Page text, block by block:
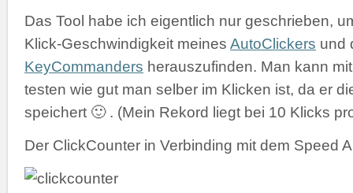
Das Tool habe ich eigentlich nur geschrieben,
Klick-Geschwindigkeit meines AutoClickers und
KeyCommanders herauszufinden. Man kann
testen wie gut man selber im Klicken ist, da er
speichert 🙂 . (Mein Rekord liegt bei 10 Klicks
Der ClickCounter in Verbinding mit dem Speed